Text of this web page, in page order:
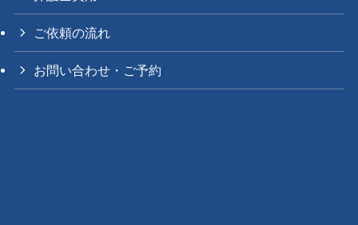
ご依頼の流れ
お問い合わせ・ご予約